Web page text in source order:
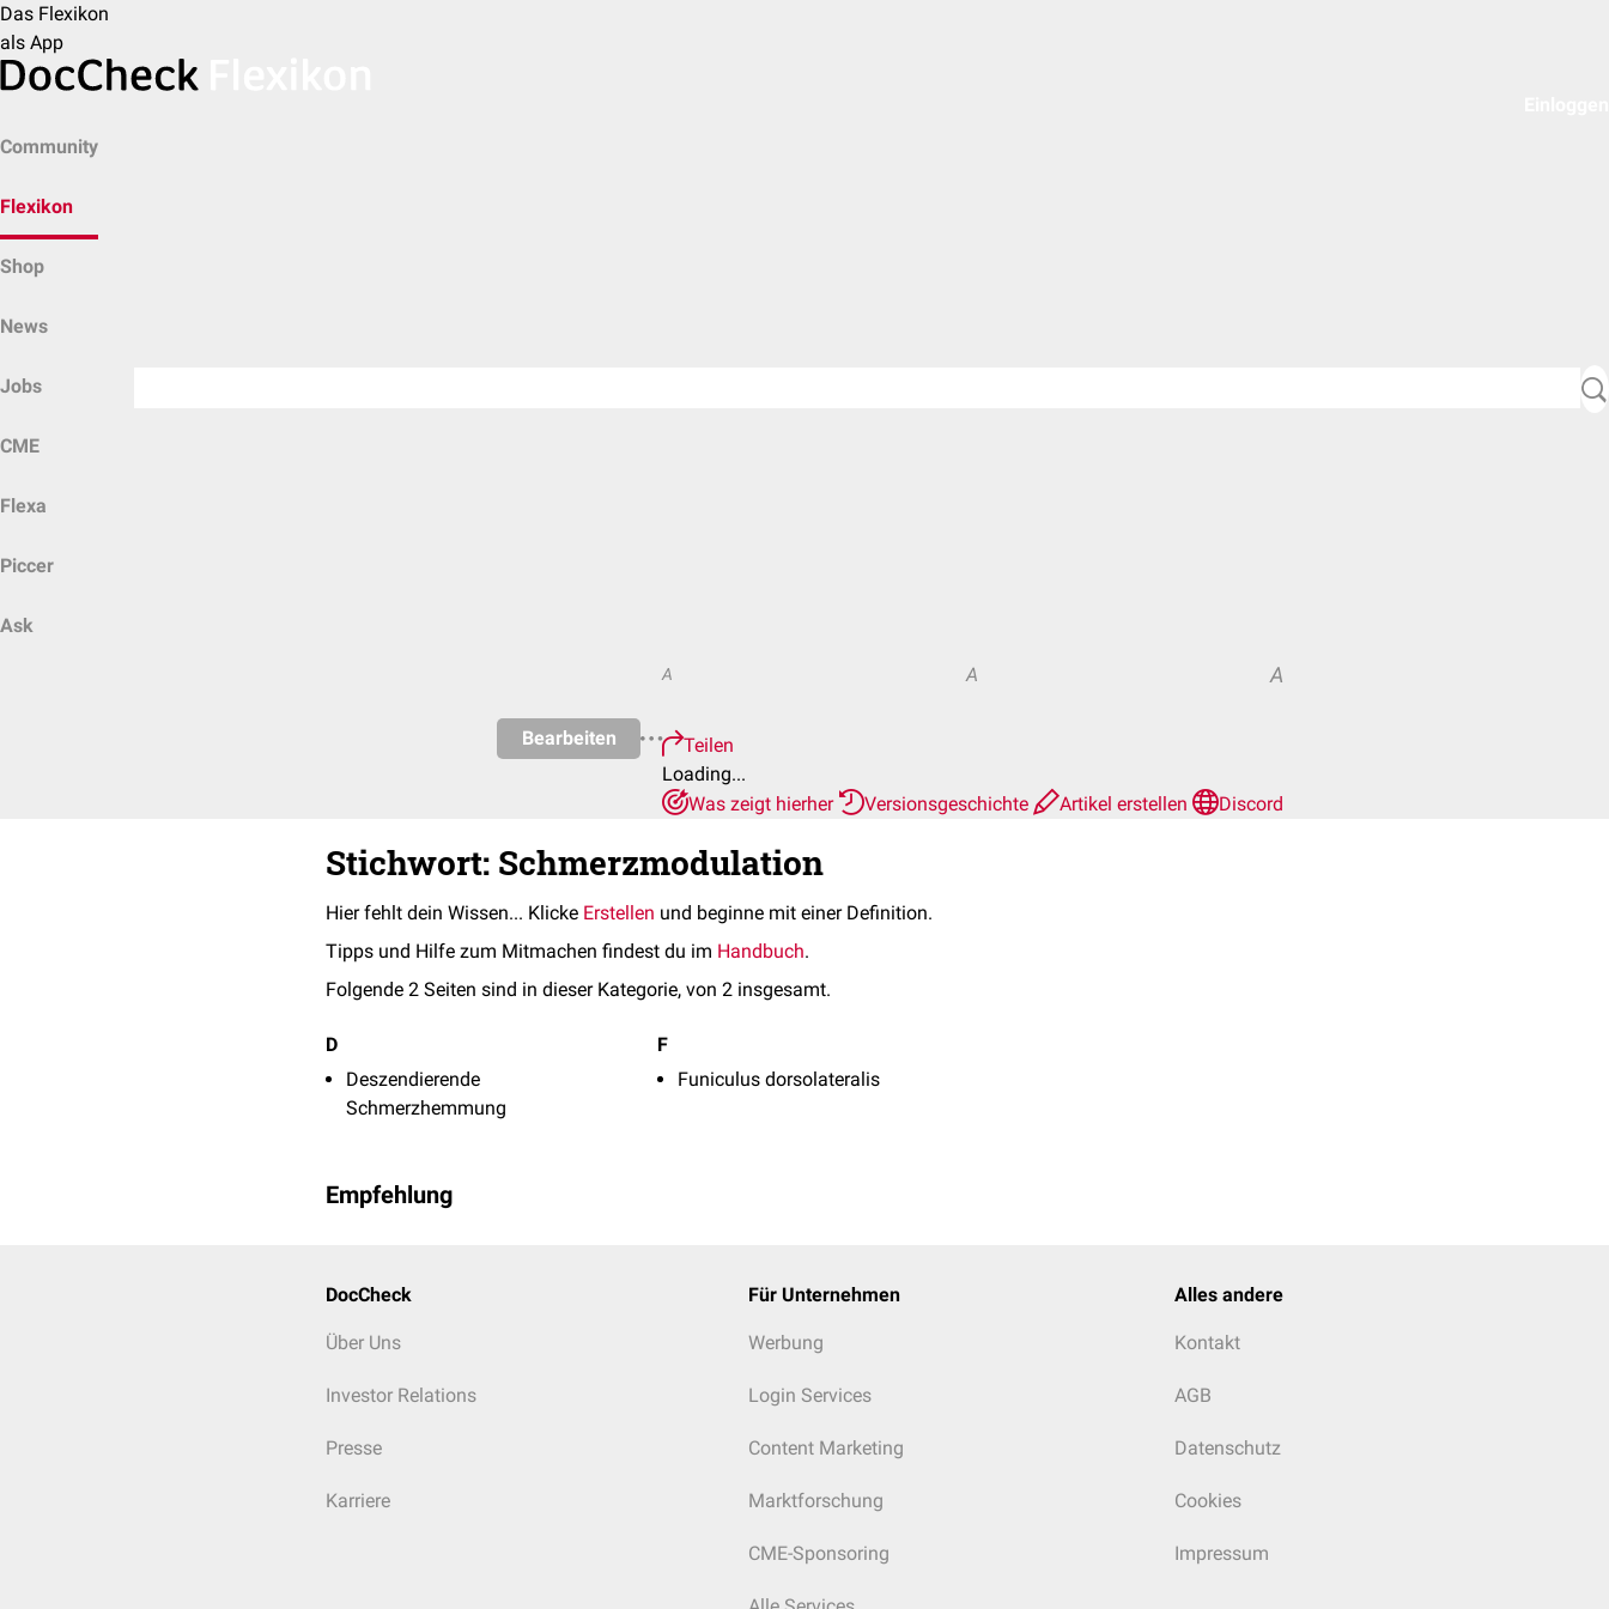
Das Flexikon
als App
Community
Flexikon
Shop
News
Jobs
CME
Flexa
Piccer
Ask
Bearbeiten
A A A
Teilen
Loading...
Was zeigt hierher
Versionsgeschichte Artikel erstellen Discord
Stichwort: Schmerzmodulation
Hier fehlt dein Wissen... Klicke Erstellen und beginne mit einer Definition.
Tipps und Hilfe zum Mitmachen findest du im Handbuch.
Folgende 2 Seiten sind in dieser Kategorie, von 2 insgesamt.
D
Deszendierende
Schmerzhemmung
F
Funiculus dorsolateralis
Empfehlung
DocCheck
Über Uns
Investor Relations
Presse
Karriere
Für Unternehmen
Werbung
Login Services
Content Marketing
Marktforschung
CME-Sponsoring
Alles andere
Kontakt
AGB
Datenschutz
Cookies
Impressum